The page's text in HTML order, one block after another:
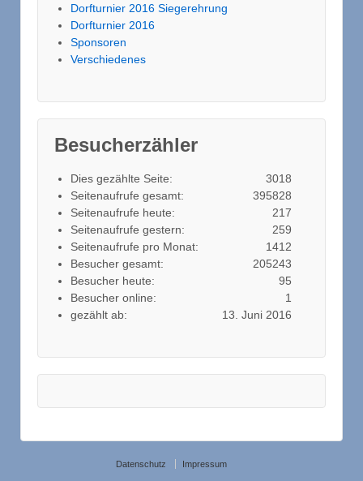
Dorfturnier 2016 Siegerehrung
Dorfturnier 2016
Sponsoren
Verschiedenes
Besucherzähler
3018
Dies gezählte Seite:
395828
Seitenaufrufe gesamt:
217
Seitenaufrufe heute:
259
Seitenaufrufe gestern:
1412
Seitenaufrufe pro Monat:
205243
Besucher gesamt:
95
Besucher heute:
1
Besucher online:
13. Juni 2016
gezählt ab:
Datenschutz Impressum